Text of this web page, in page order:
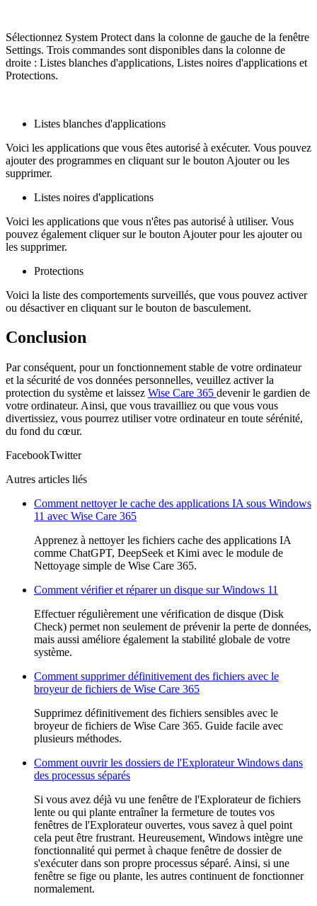
Sélectionnez System Protect dans la colonne de gauche de la fenêtre
Settings. Trois commandes sont disponibles dans la colonne de
droite : Listes blanches d'applications, Listes noires d'applications et
Protections.
Listes blanches d'applications
Voici les applications que vous êtes autorisé à exécuter. Vous pouvez
ajouter des programmes en cliquant sur le bouton Ajouter ou les
supprimer.
Listes noires d'applications
Voici les applications que vous n'êtes pas autorisé à utiliser. Vous
pouvez également cliquer sur le bouton Ajouter pour les ajouter ou
les supprimer.
Protections
Voici la liste des comportements surveillés, que vous pouvez activer
ou désactiver en cliquant sur le bouton de basculement.
Conclusion
Par conséquent, pour un fonctionnement stable de votre ordinateur
et la sécurité de vos données personnelles, veuillez activer la
protection du système et laissez Wise Care 365 devenir le gardien de
votre ordinateur. Ainsi, que vous travailliez ou que vous vous
divertissiez, vous pourrez utiliser votre ordinateur en toute sérénité,
du fond du cœur.
FacebookTwitter
Autres articles liés
Comment nettoyer le cache des applications IA sous Windows
11 avec Wise Care 365
Apprenez à nettoyer les fichiers cache des applications IA
comme ChatGPT, DeepSeek et Kimi avec le module de
Nettoyage simple de Wise Care 365.
Comment vérifier et réparer un disque sur Windows 11
Effectuer régulièrement une vérification de disque (Disk
Check) permet non seulement de prévenir la perte de données,
mais aussi améliore également la stabilité globale de votre
système.
Comment supprimer définitivement des fichiers avec le
broyeur de fichiers de Wise Care 365
Supprimez définitivement des fichiers sensibles avec le
broyeur de fichiers de Wise Care 365. Guide facile avec
plusieurs méthodes.
Comment ouvrir les dossiers de l'Explorateur Windows dans
des processus séparés
Si vous avez déjà vu une fenêtre de l'Explorateur de fichiers
lente ou qui plante entraîner la fermeture de toutes vos
fenêtres de l'Explorateur ouvertes, vous savez à quel point
cela peut être frustrant. Heureusement, Windows intègre une
fonctionnalité qui permet à chaque fenêtre de dossier de
s'exécuter dans son propre processus séparé. Ainsi, si une
fenêtre se fige ou plante, les autres continuent de fonctionner
normalement.